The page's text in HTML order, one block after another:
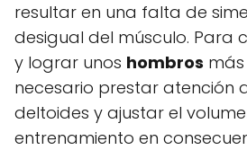
resultar en una falta de
desigual del músculo. Para
y lograr unos hombros más
necesario prestar atención
deltoides y ajustar el
entrenamiento en